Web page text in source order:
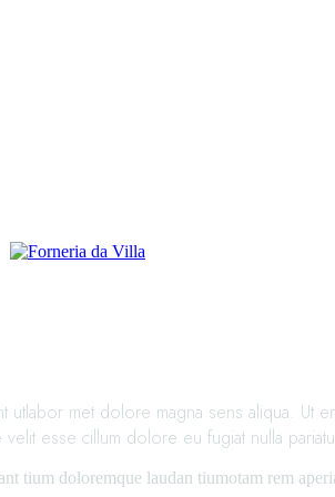
met dolore magna sens aliqua. Ut
esse cillum dolore eu fugiat nulla
doloremque laudan tiumotam rem